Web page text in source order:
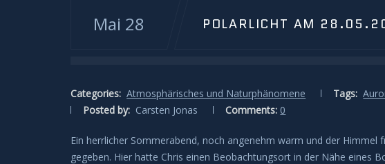
Mai 28 POLARLICHT AM
Categories: Atmosphärisches und Naturphänomene Tags:
Posted by: Carsten Jonas Comments: 0
Ein herrlicher Sommerabend, noch angenehm warm und der Himmel
gegeben. Hier hatte Chris einen Beobachtungsort in der Nähe eines